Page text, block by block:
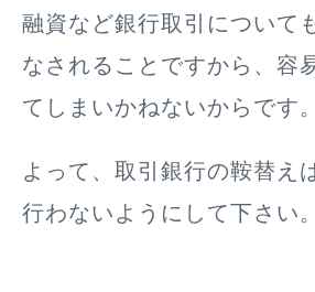
融資など銀行取引について
なされることですから、容
てしまいかねないからです。
よって、 取引銀行の鞍替え
行わない ようにして下さい。